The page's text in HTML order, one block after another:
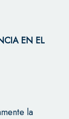
EN EL
la